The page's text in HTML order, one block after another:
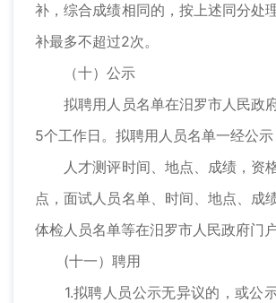
补，综合成绩相同的，按上述同分处
补最多不超过2次。
（十）公示
拟聘用人员名单在汨罗市人民政
5个工作日。拟聘用人员名单一经公示
人才测评时间、地点、成绩，资
点，面试人员名单、时间、地点、成
体检人员名单等在汨罗市人民政府门
(十一）聘用
1.拟聘人员公示无异议的，或公